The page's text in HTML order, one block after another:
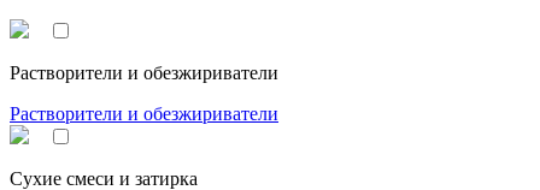
Растворители и обезжириватели
Растворители и обезжириватели
Сухие смеси и затирка